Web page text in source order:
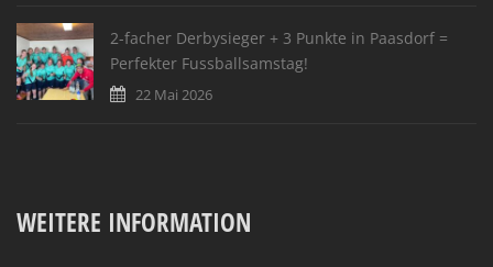
2-facher Derbysieger + 3 Punkte in Paasdorf =
Perfekter Fussballsamstag!
22 Mai 2026
WEITERE INFORMATION